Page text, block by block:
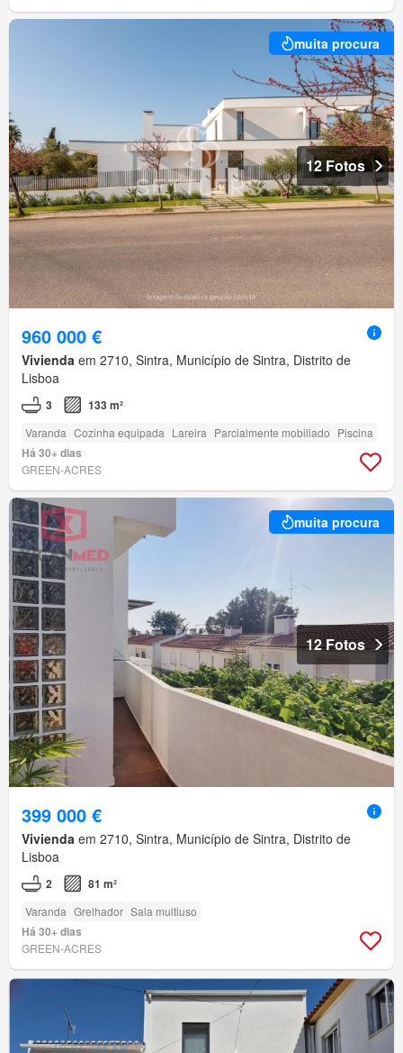
muita procura
12 Fotos
960 000 €
Vivienda em 2710, Sintra, Município de Sintra, Distrito de
Lisboa
3 133 m²
Varanda Cozinha equipada Lareira Parcialmente mobiliado Piscina
Há 30+ dias
GREEN-ACRES
muita procura
12 Fotos
399 000 €
Vivienda em 2710, Sintra, Município de Sintra, Distrito de
Lisboa
2 81 m²
Varanda Grelhador Sala multiuso
Há 30+ dias
GREEN-ACRES